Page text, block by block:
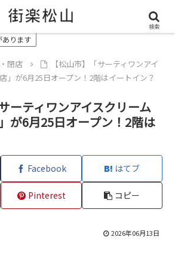
オモシロク”する地域情報メディア ／
あります
閉店
【松山市】「サーティワンアイ
」が6月25日オープン！2階はイートイン？
ーティワンアイスクリーム
が6月25日オープン！2階は
Facebook はてブ
Pinterest コピー
2026年06月13日
検索